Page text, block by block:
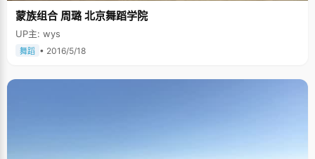
伤感的民俗乐器实在不能令他提起兴趣。在坚持学习了一段时间之后，他开
始自学吉他。"喜欢它的声音，还觉得弹吉他的人比较帅。"这个才过完18岁
生日的大男生说起这些的时候还会羞涩的笑一笑。一直以来，乒乓球是他最
喜欢的运动，"开始只是自己玩，后来在小学快要毕业的时候才接受正规的训
蒙族组合 周璐 北京舞蹈学院
UP主: wys
舞蹈 • 2016/5/18